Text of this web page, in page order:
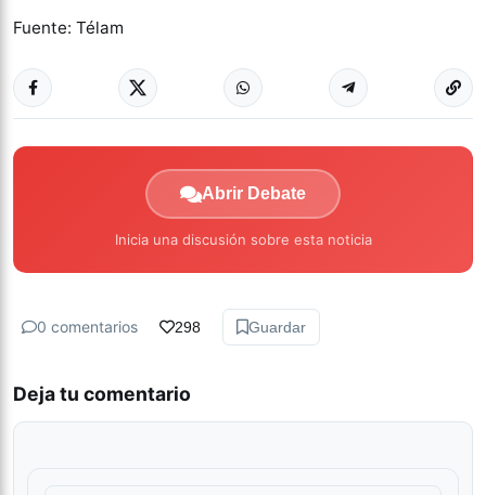
Fuente: Télam
Abrir Debate
Inicia una discusión sobre esta noticia
0 comentarios 298 Guardar
Deja tu comentario